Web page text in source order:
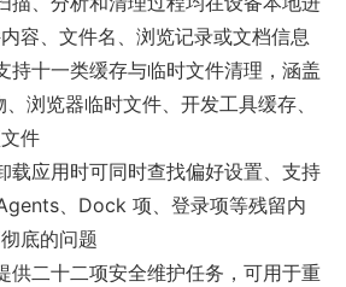
容、文件名、浏览记录或文档信息
持十一类缓存与临时文件清理，涵盖
浏览器临时文件、开发工具缓存、
件
载应用时可同时查找偏好设置、支持
、Dock 项、登录项等残留内
底的问题
供二十二项安全维护任务，可用于重